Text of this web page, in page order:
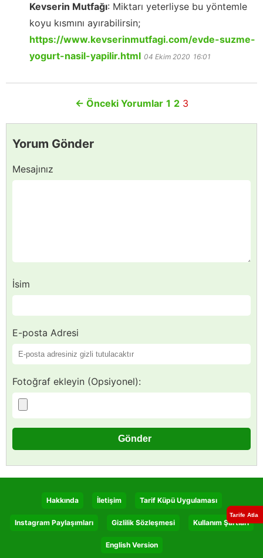
Kevserin Mutfağı: Miktarı yeterliyse bu yöntemle
koyu kısmını ayırabilirsin;
https://www.kevserinmutfagi.com/evde-suzme-
yogurt-nasil-yapilir.html 04 Ekim 2020 16:01
← Önceki Yorumlar 1 2 3
Yorum Gönder
Mesajınız
İsim
E-posta Adresi
Fotoğraf ekleyin (Opsiyonel):
Tarife Atla
Hakkında İletişim Tarif Küpü Uygulaması
Instagram Paylaşımları Gizlilik Sözleşmesi Kullanım Şartları
English Version